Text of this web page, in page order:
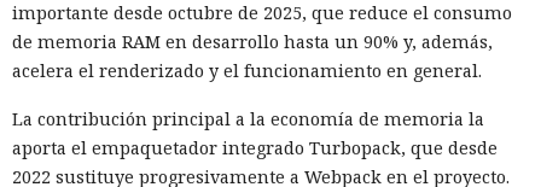
importante desde octubre de 2025, que reduce el consumo
de memoria RAM en desarrollo hasta un 90% y, además,
acelera el renderizado y el funcionamiento en general.
La contribución principal a la economía de memoria la
aporta el empaquetador integrado Turbopack, que desde
2022 sustituye progresivamente a Webpack en el proyecto.